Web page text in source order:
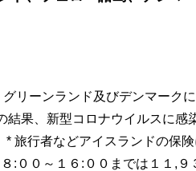
リーンランド及びデンマーク
果、新型コロナウイルスに
* 旅行者などアイスランドの保
:００～１６:００までは１１,